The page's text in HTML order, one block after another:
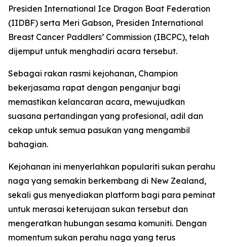
Presiden International Ice Dragon Boat Federation
(IIDBF) serta Meri Gabson, Presiden International
Breast Cancer Paddlers’ Commission (IBCPC), telah
dijemput untuk menghadiri acara tersebut.
Sebagai rakan rasmi kejohanan, Champion
bekerjasama rapat dengan penganjur bagi
memastikan kelancaran acara, mewujudkan
suasana pertandingan yang profesional, adil dan
cekap untuk semua pasukan yang mengambil
bahagian.
Kejohanan ini menyerlahkan populariti sukan perahu
naga yang semakin berkembang di New Zealand,
sekali gus menyediakan platform bagi para peminat
untuk merasai keterujaan sukan tersebut dan
mengeratkan hubungan sesama komuniti. Dengan
momentum sukan perahu naga yang terus